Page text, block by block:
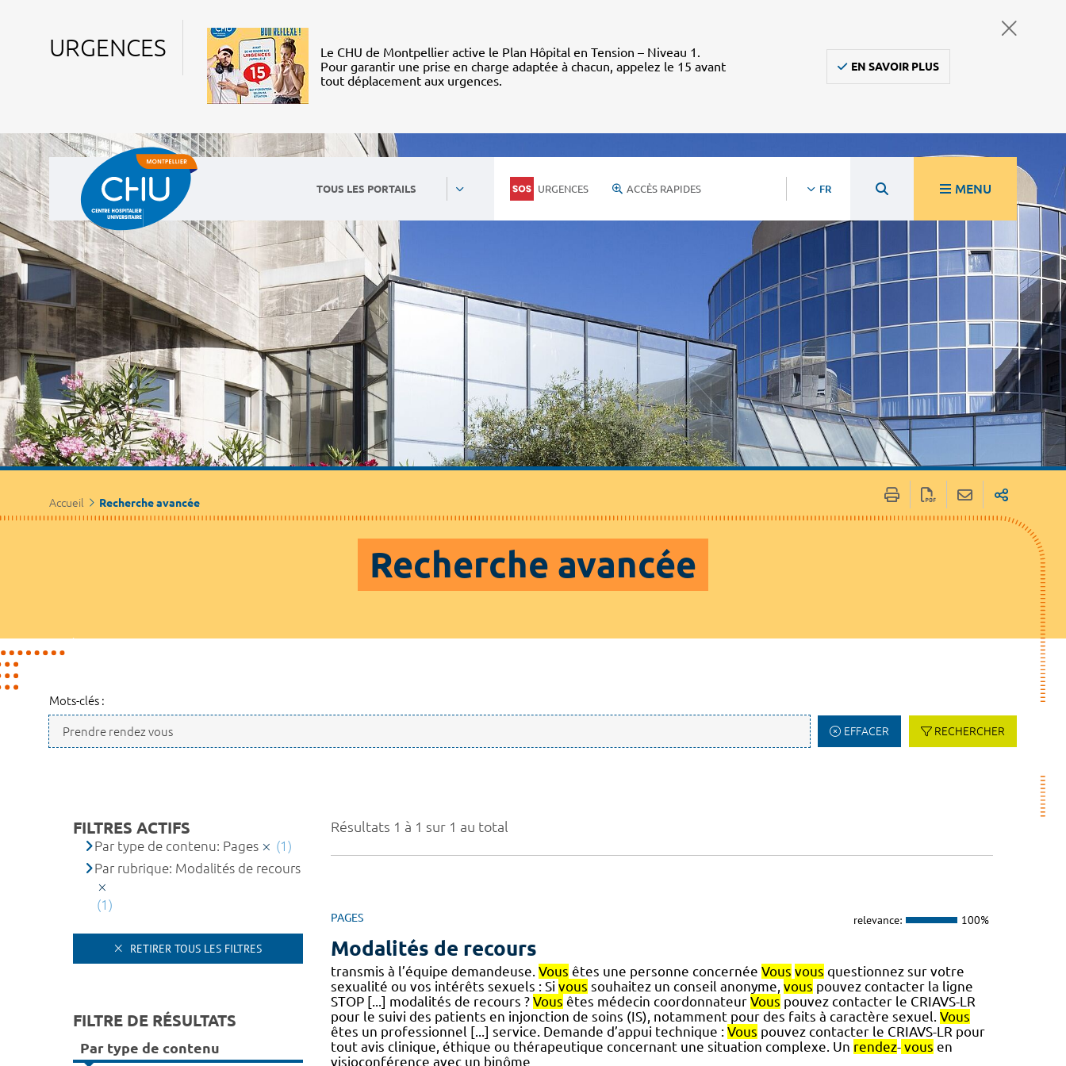
URGENCES
Le CHU de Montpellier active le Plan Hôpital en Tension – Niveau 1.
Pour garantir une prise en charge adaptée à chacun, appelez le 15 avant
tout déplacement aux urgences.
EN SAVOIR PLUS
TOUS LES PORTAILS URGENCES ACCÈS RAPIDES FR MENU
Accueil Recherche avancée
Recherche avancée
Mots-clés :
EFFACER RECHERCHER
Résultats 1 à 1 sur 1 au total
PAGES relevance: 100%
Modalités de recours
transmis à l’équipe demandeuse. Vous êtes une personne concernée Vous vous questionnez sur votre
sexualité ou vos intérêts sexuels : Si vous souhaitez un conseil anonyme, vous pouvez contacter la ligne
STOP [...] modalités de recours ? Vous êtes médecin coordonnateur Vous pouvez contacter le CRIAVS-LR
pour le suivi des patients en injonction de soins (IS), notamment pour des faits à caractère sexuel. Vous
êtes un professionnel [...] service. Demande d’appui technique : Vous pouvez contacter le CRIAVS-LR pour
tout avis clinique, éthique ou thérapeutique concernant une situation complexe. Un rendez- vous en
visioconférence avec un binôme
FILTRES ACTIFS
Par type de contenu: Pages
(1)
Par rubrique: Modalités de recours
(1)
RETIRER TOUS LES FILTRES
FILTRE DE RÉSULTATS
Par type de contenu